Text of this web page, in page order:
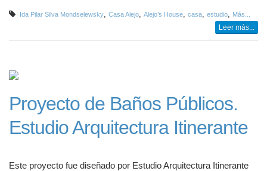
Ida Pilar Silva Mondselewsky Casa Alejo Alejo’s House casa estudio Más...
Leer más...
Proyecto de Baños Públicos.
Estudio Arquitectura Itinerante
Este proyecto fue diseñado por Estudio Arquitectura Itinerante